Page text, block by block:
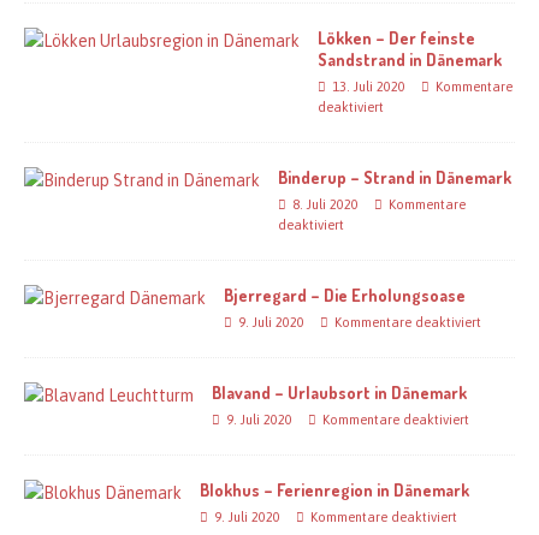
Lökken – Der feinste
Sandstrand in Dänemark
13. Juli 2020
Kommentare
deaktiviert
Binderup – Strand in Dänemark
8. Juli 2020
Kommentare
deaktiviert
Bjerregard – Die Erholungsoase
9. Juli 2020 Kommentare deaktiviert
Blavand – Urlaubsort in Dänemark
9. Juli 2020 Kommentare deaktiviert
Blokhus – Ferienregion in Dänemark
9. Juli 2020 Kommentare deaktiviert